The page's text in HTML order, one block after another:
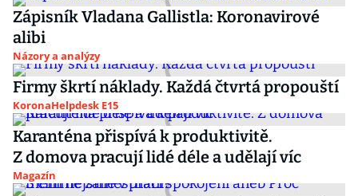
Zápisník Vladana Gallistla: Koronavirové
alibi
Názory a analýzy
Firmy škrtí náklady. Každá čtvrtá propouští
KoronaHelpdesk E15
Karanténa přispívá k produktivitě.
Z domova pracují lidé déle a udělají víc
Magazín